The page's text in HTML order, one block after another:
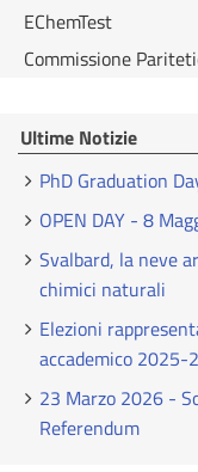
EChemTest
Commissione
Ultime Notizie
PhD Graduation
OPEN DAY - 8
Svalbard, la neve
chimici naturali
Elezioni
accademico 2025-
23 Marzo 2026 -
Referendum